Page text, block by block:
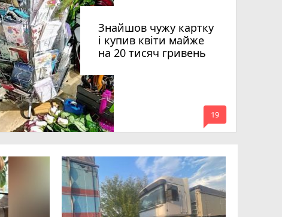
Знайшов чужу картку
і купив квіти майже
на 20 тисяч гривень
mode_comment
19